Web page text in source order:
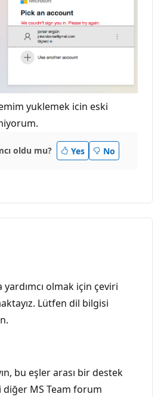
yuklemek icin eski
oldu mu? Yes No
yardımcı olmak için çeviri
Lütfen dil bilgisi
bu eşler arası bir destek
MS Team forum